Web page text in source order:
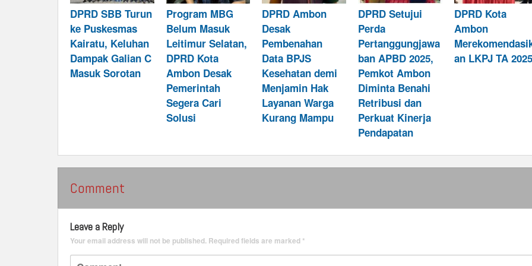
DPRD SBB Turun
ke Puskesmas
Kairatu, Keluhan
Dampak Galian C
Masuk Sorotan
Program MBG
Belum Masuk
Leitimur Selatan,
DPRD Kota
Ambon Desak
Pemerintah
Segera Cari
Solusi
DPRD Ambon
Desak
Pembenahan
Data BPJS
Kesehatan demi
Menjamin Hak
Layanan Warga
Kurang Mampu
DPRD Setujui
Perda
Pertanggungjawa
ban APBD 2025,
Pemkot Ambon
Diminta Benahi
Retribusi dan
Perkuat Kinerja
Pendapatan
DPRD Kota
Ambon
an LKPJ TA 2025
Comment
Leave a Reply
Your email address will not be published. Required fields are marked*